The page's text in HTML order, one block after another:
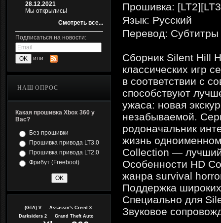
28.12.2021
Мы открылись!
Смотреть все...
Подписаться на новости:
или
НАШ ОПРОС
Какая прошивка Xbox 360 у
Вас?
Без прошивки
Прошивка привода LT3.0
Прошивка привода LT2.0
Фрибут (Freeboot)
(GTA) V
Assassin's Creed 3
Darksiders 2
Grand Theft Auto
Прошивка:
Язык: Русский
Перевод: Субтитры
Сборник Silent Hill
классических игр
в соответствии с
способствуют
ужаса: новая
незабываемой.
родоначальник
жизнь
Collection — лучший
Особенности HD
жанра survival
Поддержка
Специально для
Звуковое